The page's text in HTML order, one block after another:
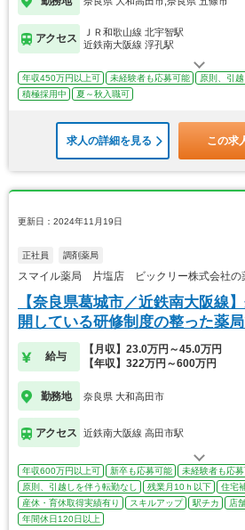
アクセス
ＪＲ和歌山線 北宇智駅
近鉄南大阪線 浮孔駅
年収450万円以上可 未経験者も応募可能 原則、引
積極採用中
夏～秋入職可
求人の詳細を見る この求
更新日：2024年11月19日
正社員 調剤薬局
スマイル薬局 片塩店 ビックリー株式会社の
【奈良県葛城市／近鉄南大阪線
開している研修制度の整った薬局
給与
【月収】23.0万円～45.0万円
【年収】322万円～600万円
勤務地 奈良県 大和高田市
アクセス 近鉄南大阪線 高田市駅
年収600万円以上可 新卒も応募可能
未経験者も応
原則、引越しを伴う転勤なし
残業月10ｈ以下
住宅
産休・育休取得実績有り
スキルアップ 駅チカ 店
年間休日120日以上